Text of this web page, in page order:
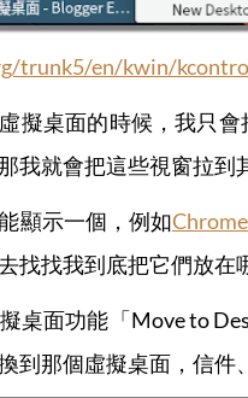
trunk5/en/kwin/
擬桌面的時候，我只
我就會把這些視窗拉到
顯示一個，例如
找找我到底把它們放在
桌面功能「Move to
到那個虛擬桌面，信件